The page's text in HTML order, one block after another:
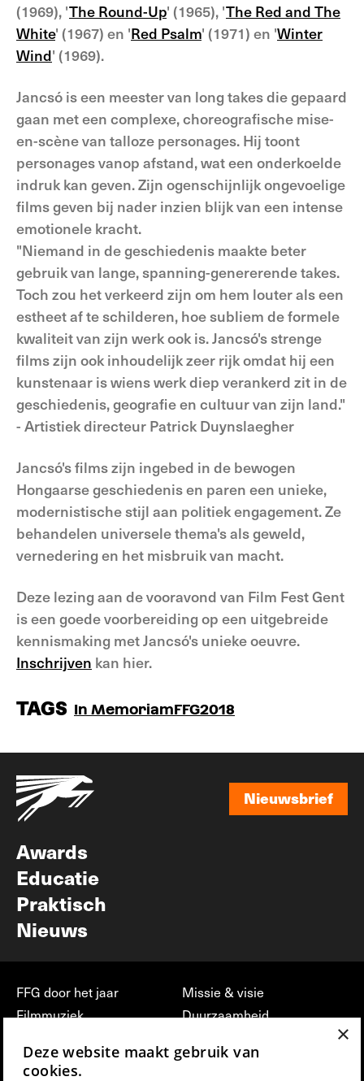
(1969), 'The Round-Up' (1965), 'The Red and The
White' (1967) en 'Red Psalm' (1971) en 'Winter
Wind' (1969).
Jancsó is een meester van long takes die gepaard
gaan met een complexe, choreografische mise-
en-scène van talloze personages. Hij toont
personages vanop afstand, wat een onderkoelde
indruk kan geven. Zijn ogenschijnlijk ongevoelige
films geven bij nader inzien blijk van een intense
emotionele kracht.
"Niemand in de geschiedenis maakte beter
gebruik van lange, spanning-genererende takes.
Toch zou het verkeerd zijn om hem louter als een
estheet af te schilderen, hoe subliem de formele
kwaliteit van zijn werk ook is. Jancsó's strenge
films zijn ook inhoudelijk zeer rijk omdat hij een
kunstenaar is wiens werk diep verankerd zit in de
geschiedenis, geografie en cultuur van zijn land."
- Artistiek directeur Patrick Duynslaegher
Jancsó's films zijn ingebed in de bewogen
Hongaarse geschiedenis en paren een unieke,
modernistische stijl aan politiek engagement. Ze
behandelen universele thema's als geweld,
vernedering en het misbruik van macht.
Deze lezing aan de vooravond van Film Fest Gent
is een goede voorbereiding op een uitgebreide
kennismaking met Jancsó's unieke oeuvre.
Inschrijven kan hier.
TAGS In MemoriamFFG2018
Nieuwsbrief
Awards
Educatie
Praktisch
Nieuws
FFG door het jaar
Filmmuziek
Press & Industry
Missie & visie
Duurzaamheid
vrijwilligerswerk bij FFG
×
Deze website maakt gebruik van
cookies.